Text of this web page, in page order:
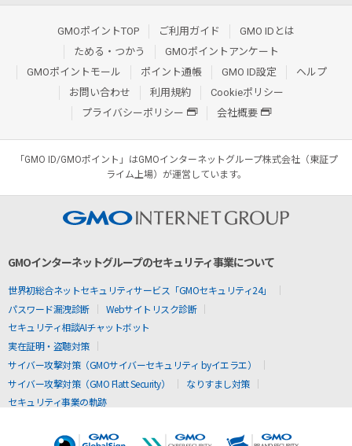
GMOポイントTOP ご利用ガイド
GMO IDとは
ためる・つかう
GMOポイントアンケート
GMOポイントモール
ポイント通帳 GMO ID設定
ヘルプ
お問い合わせ
利用規約
Cookieポリシー
プライバシーポリシー
会社概要
「GMO ID/GMOポイント」はGMOインターネットグループ株式会社（東証プ
ライム上場）が運営しています。
GMOインターネットグループのセキュリティ事業について
世界初総合ネットセキュリティサービス「GMOセキュリティ24」
パスワード漏洩診断
Webサイトリスク診断
セキュリティ相談AIチャットボット
実在証明・盗聴対策
サイバー攻撃対策（GMOサイバーセキュリティ byイエラエ）
サイバー攻撃対策（GMO Flatt Security）
なりすまし対策
セキュリティ事業の軌跡